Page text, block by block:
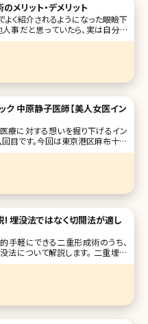
メリット・デメリット
よく紹介されるようになった眼瞼下
人事だと思っていたら、実は自分も
ています。 手術をすること
ると言われているだけではなく、
で二重になるので、病気の治療と
ク 中原静子医師【美人女医イン
療に対する想いを掘り下げるイン
目です。今回は東京港区麻布十番
ニックの中原静子先生です。麻布
の先生3名による、ボトックス、ヒ
専門」クリニックです。中原先生ご
埋没法ではなく切開法が適し
手軽にできる二重形成術のうち、
いて解説します。 二重埋没
ぶたの表側の皮膚からと裏側の粘
し、数カ所knot（糸の結び目）を作
のラインを作る方法です。 いき